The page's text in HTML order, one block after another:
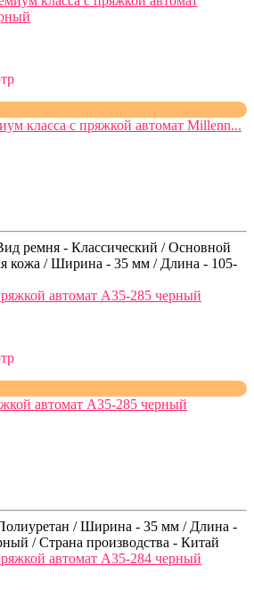
класса с пряжкой автомат Millenn...
ремня - Классический / Основной
кожа / Ширина - 35 мм / Длина - 105-
автомат A35-285 черный
/ Ширина - 35 мм / Длина -
/ Страна производства - Китай